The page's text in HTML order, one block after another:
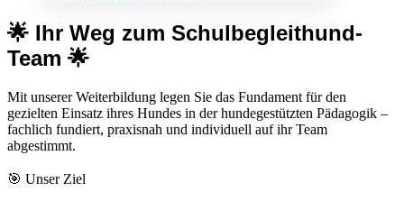
🌟 Ihr Weg zum Schulbegleithund-
Team 🌟
Mit unserer Weiterbildung legen Sie das Fundament für den
gezielten Einsatz ihres Hundes in der hundegestützten Pädagogik –
fachlich fundiert, praxisnah und individuell auf ihr Team
abgestimmt.
🎯 Unser Ziel